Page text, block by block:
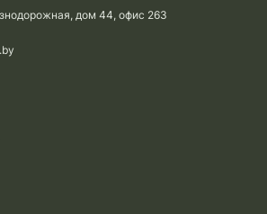
дом 44, офис 263